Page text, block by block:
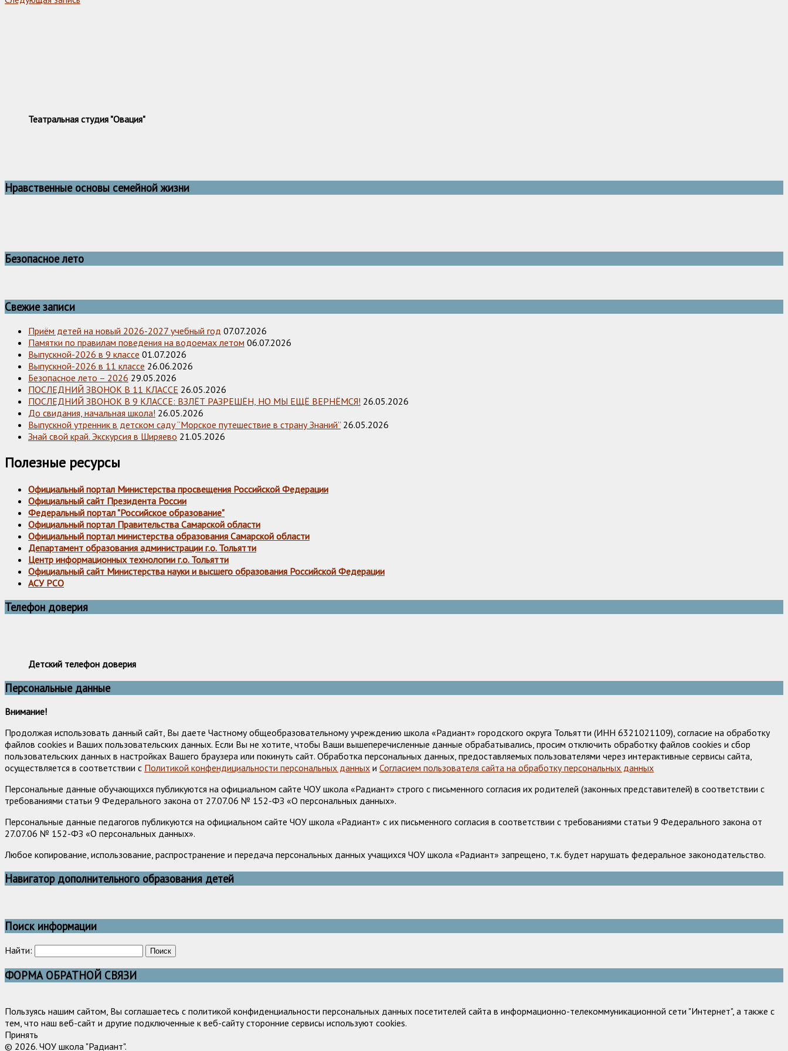
Театральная студия "Овация"
Нравственные основы семейной жизни
Безопасное лето
Свежие записи
Приём детей на новый 2026-2027 учебный год 07.07.2026
Памятки по правилам поведения на водоемах летом 06.07.2026
Выпускной-2026 в 9 классе 01.07.2026
Выпускной-2026 в 11 классе 26.06.2026
Безопасное лето – 2026 29.05.2026
ПОСЛЕДНИЙ ЗВОНОК В 11 КЛАССЕ 26.05.2026
ПОСЛЕДНИЙ ЗВОНОК В 9 КЛАССЕ: ВЗЛЁТ РАЗРЕШЁН, НО МЫ ЕЩЁ ВЕРНЁМСЯ! 26.05.2026
До свидания, начальная школа! 26.05.2026
Выпускной утренник в детском саду “Морское путешествие в страну Знаний” 26.05.2026
Знай свой край. Экскурсия в Ширяево 21.05.2026
Полезные ресурсы
Официальный портал Министерства просвещения Российской Федерации
Официальный сайт Президента России
Федеральный портал "Российское образование"
Официальный портал Правительства Самарской области
Официальный портал министерства образования Самарской области
Департамент образования администрации г.о. Тольятти
Центр информационных технологии г.о. Тольятти
Официальный сайт Министерства науки и высшего образования Российской Федерации
АСУ РСО
Телефон доверия
Детский телефон доверия
Персональные данные
Внимание!
Продолжая использовать данный сайт, Вы даете Частному общеобразовательному учреждению школа «Радиант» городского округа Тольятти (ИНН 6321021109), согласие на обработку
файлов cookies и Ваших пользовательских данных. Если Вы не хотите, чтобы Ваши вышеперечисленные данные обрабатывались, просим отключить обработку файлов cookies и сбор
пользовательских данных в настройках Вашего браузера или покинуть сайт. Обработка персональных данных, предоставляемых пользователями через интерактивные сервисы сайта,
осуществляется в соответствии с Политикой конфендициальности персональных данных и Согласием пользователя сайта на обработку персональных данных
Персональные данные обучающихся публикуются на официальном сайте ЧОУ школа «Радиант» строго с письменного согласия их родителей (законных представителей) в соответствии с
требованиями статьи 9 Федерального закона от 27.07.06 № 152-ФЗ «О персональных данных».
Персональные данные педагогов публикуются на официальном сайте ЧОУ школа «Радиант» с их письменного согласия в соответствии с требованиями статьи 9 Федерального закона от
27.07.06 № 152-ФЗ «О персональных данных».
Любое копирование, использование, распространение и передача персональных данных учащихся ЧОУ школа «Радиант» запрещено, т.к. будет нарушать федеральное законодательство.
Навигатор дополнительного образования детей
Поиск информации
Найти:
ФОРМА ОБРАТНОЙ СВЯЗИ
Пользуясь нашим сайтом, Вы соглашаетесь с политикой конфиденциальности персональных данных посетителей сайта в информационно-телекоммуникационной сети "Интернет", а также с
тем, что наш веб-сайт и другие подключенные к веб-сайту сторонние сервисы используют cookies.
Принять
© 2026. ЧОУ школа "Радиант".